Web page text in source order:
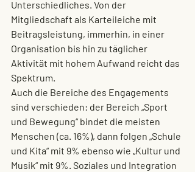
Unterschiedliches. Von der
Mitgliedschaft als Karteileiche mit
Beitragsleistung, immerhin, in einer
Organisation bis hin zu täglicher
Aktivität mit hohem Aufwand reicht das
Spektrum.
Auch die Bereiche des Engagements
sind verschieden: der Bereich „Sport
und Bewegung“ bindet die meisten
Menschen (ca. 16%), dann folgen „Schule
und Kita“ mit 9% ebenso wie „Kultur und
Musik“ mit 9%. Soziales und Integration